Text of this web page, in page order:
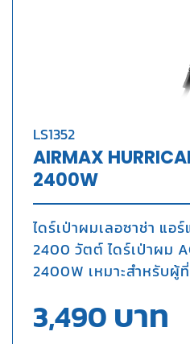
LS1352
AIRMAX
2400W
ไดร์เป่าผมเลอซาช่า แอ
2400 วัตต์ ไดร์เป่าผม
2400W เหมาะสำหรับผู้
ไฟฟ้าสถิต ลดการชีฟูขอ
และอุณหภูมิ 6 ระดับ ทน
3,490 บาท